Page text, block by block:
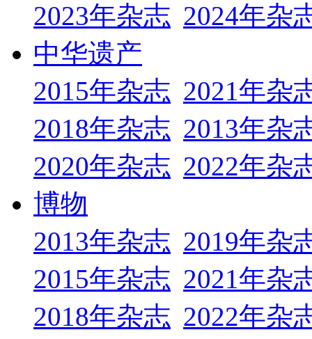
2023年杂志 2024年杂
中华遗产
2015年杂志 2021年杂
2018年杂志 2013年杂
2020年杂志 2022年杂
博物
2013年杂志 2019年杂
2015年杂志 2021年杂
2018年杂志 2022年杂